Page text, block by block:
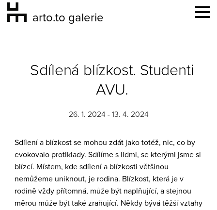
arto.to galerie
Sdílená blízkost. Studenti
AVU.
26. 1. 2024 - 13. 4. 2024
Sdílení a blízkost se mohou zdát jako totéž, nic, co by
evokovalo protiklady. Sdílíme s lidmi, se kterými jsme si
blízcí. Místem, kde sdílení a blízkosti většinou
nemůžeme uniknout, je rodina. Blízkost, která je v
rodině vždy přítomná, může být naplňující, a stejnou
měrou může být také zraňující. Někdy bývá těžší vztahy